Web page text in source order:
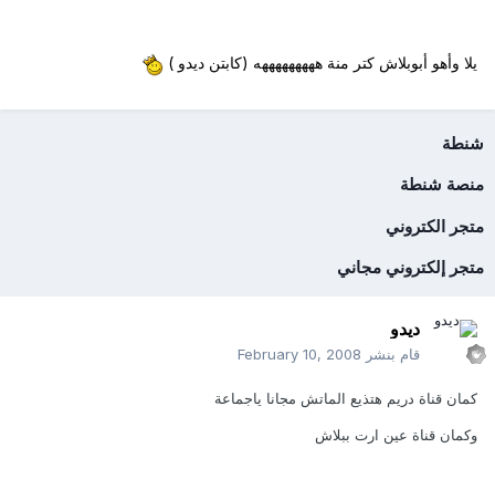
يلا وأهو أبوبلاش كتر منة هههههههههه (كابتن ديدو )
شنطة
منصة شنطة
متجر الكتروني
متجر إلكتروني مجاني
ديدو
قام بنشر February 10, 2008
كمان قناة دريم هتذيع الماتش مجانا ياجماعة
وكمان قناة عين ارت ببلاش